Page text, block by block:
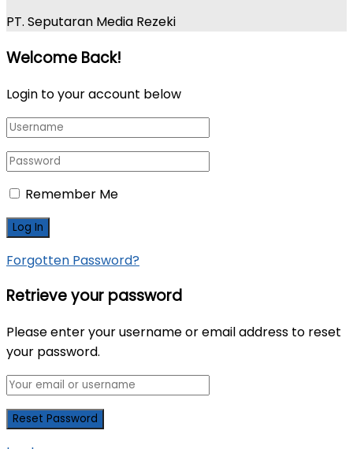
PT. Seputaran Media Rezeki
Welcome Back!
Login to your account below
Remember Me
Forgotten Password?
Retrieve your password
Please enter your username or email address to reset
your password.